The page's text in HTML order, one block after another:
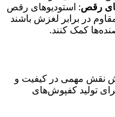
رقص: استودیوهای رقص
در برابر لغزش باشند
کمک کنند.
نقش مهمی در کیفیت و
تولید کفپوش‌های